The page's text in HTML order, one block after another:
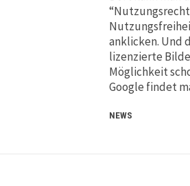
anklicken. Und
lizenzierte
Möglichkeit
Google findet
NEWS